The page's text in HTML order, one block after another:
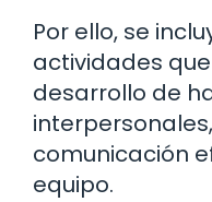
Por ello, se
actividades
desarrollo de
comunicación
equipo.